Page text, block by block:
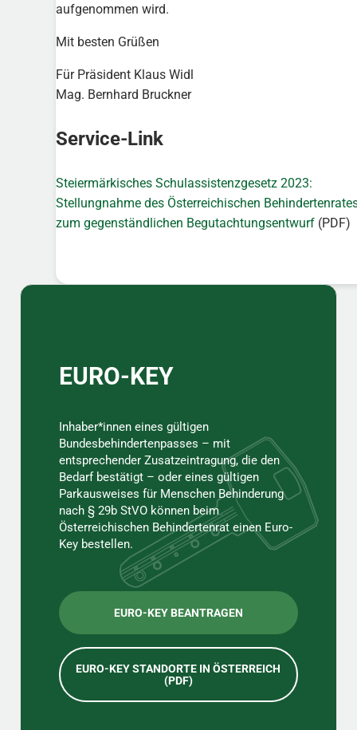
aufgenommen wird.
Mit besten Grüßen
Für Präsident Klaus Widl
Mag. Bernhard Bruckner
Service-Link
Steiermärkisches Schulassistenzgesetz 2023:
Stellungnahme des Österreichischen
zum gegenständlichen Begutachtungsentwurf(PDF)
Sidebar
EURO-KEY
Inhaber*innen eines gültigen
Bundesbehindertenpasses – mit
entsprechender Zusatzeintragung, die den
Bedarf bestätigt – oder eines gültigen
Parkausweises für Menschen Behinderung
nach § 29b StVO können beim
Österreichischen Behindertenrat einen Euro-
Key bestellen.
EURO-KEY BEANTRAGEN
EURO-KEY STANDORTE IN ÖSTERREICH
(PDF)